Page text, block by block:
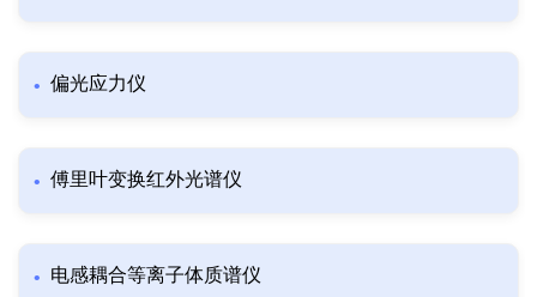
偏光应力仪
傅里叶变换红外光谱仪
电感耦合等离子体质谱仪